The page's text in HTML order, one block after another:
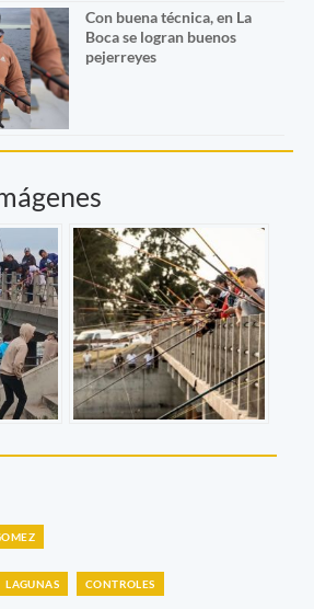
Con buena técnica, en La
Boca se logran buenos
pejerreyes
LAGUNAS CONTROLES